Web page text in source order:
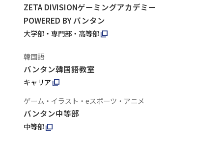
ZETA DIVISIONゲーミングアカデミー
POWERED BY バンタン
大学部・専門部・高等部
韓国語
バンタン韓国語教室
キャリア
ゲーム・イラスト・eスポーツ・アニメ
バンタン中等部
中等部